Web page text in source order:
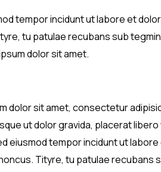
tempor incidunt ut labore et
tu patulae recubans sub
dolor sit amet.
dolor sit amet, consectetur
ut dolor gravida, placerat
tempor incidunt ut
Tityre, tu patulae recubans